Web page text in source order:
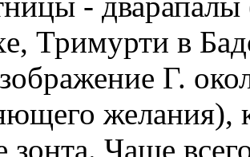
Тримурти в
Г.
желания),
зонта. Чаще